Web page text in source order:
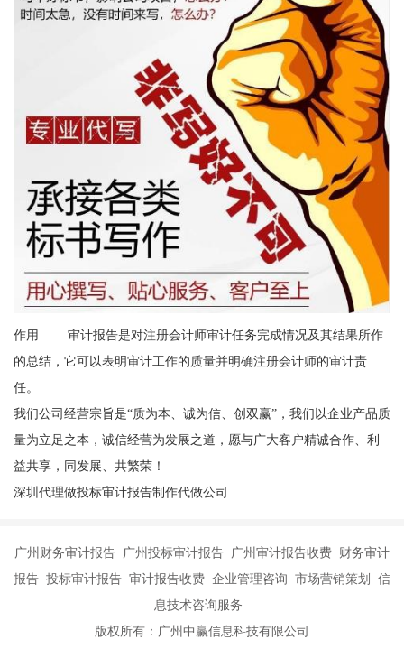
作用 审计报告是对注册会计师审计任务完成情况及其结果所作
的总结，它可以表明审计工作的质量并明确注册会计师的审计责
任。
我们公司经营宗旨是“质为本、诚为信、创双赢”，我们以企业产品质
量为立足之本，诚信经营为发展之道，愿与广大客户精诚合作、利
益共享，同发展、共繁荣！
深圳代理做投标审计报告制作代做公司
广州财务审计报告 广州投标审计报告 广州审计报告收费 财务审计
报告 投标审计报告 审计报告收费 企业管理咨询 市场营销策划 信
息技术咨询服务
版权所有：广州中赢信息科技有限公司